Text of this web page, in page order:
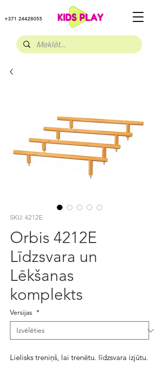
+371 24428055
SKU: 4212E
Orbis 4212E
Līdzsvara un
Lēkšanas
komplekts
Versijas *
Lielisks treniņš, lai trenētu. līdzsvara izjūtu.